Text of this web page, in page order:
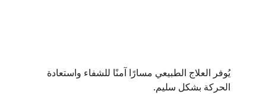
يُوفر العلاج الطبيعي مسارًا آمنًا للشفاء واستعادة
الحركة بشكل سليم.